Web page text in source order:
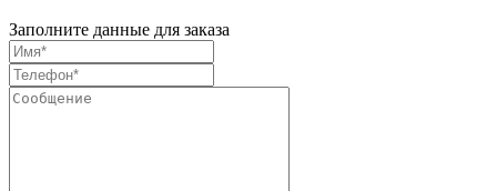
Заполните данные для заказа